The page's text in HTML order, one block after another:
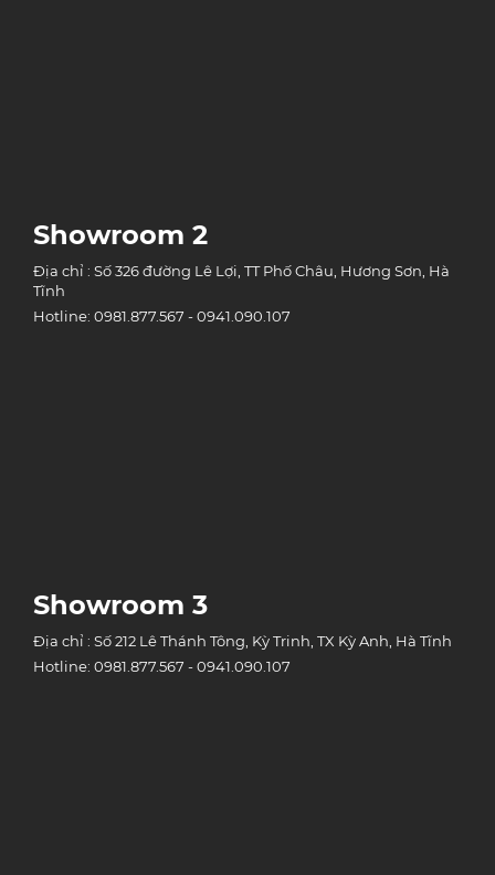
Showroom 2
Địa chỉ : Số 326 đường Lê Lợi, TT Phố Châu, Hương Sơn, Hà
Tĩnh
Hotline: 0981.877.567 - 0941.090.107
Showroom 3
Địa chỉ : Số 212 Lê Thánh Tông, Kỳ Trinh, TX Kỳ Anh, Hà Tĩnh
Hotline: 0981.877.567 - 0941.090.107